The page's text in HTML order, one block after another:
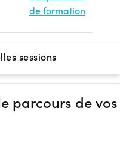
de formation
sessions
parcours de vos